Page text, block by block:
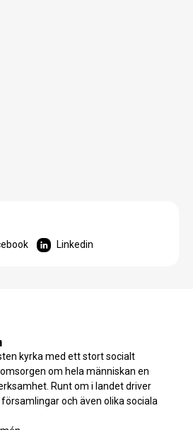
Linkedin
kyrka med ett stort socialt
om hela människan en
Runt om i landet driver
och även olika sociala